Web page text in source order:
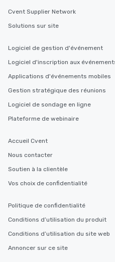
Cvent Supplier Network
Solutions sur site
Logiciel de gestion d'événement
Logiciel d'inscription aux
Applications d'événements mobiles
Gestion stratégique des réunions
Logiciel de sondage en ligne
Plateforme de webinaire
Accueil Cvent
Nous contacter
Soutien à la clientèle
Vos choix de confidentialité
Politique de confidentialité
Conditions d’utilisation du produit
Conditions d’utilisation du site web
Annoncer sur ce site